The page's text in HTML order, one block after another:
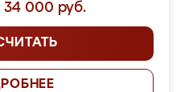
34 000 руб.